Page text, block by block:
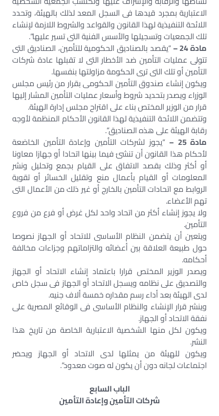
الاعتبارية بمجرد قيدها فى السجل المعد لذلك بالهيئة، وتحدد
اللائحة التنفيذية لهذا القانون والقواعد والشروط اللازمة لإنشاء
تلك الجمعيات وتسجيلها والأسس الفنية التى تسير عليها”.
مادة 24 –
“يقصد بالصناديق الحكومية للتأمين، الصناديق التى
تتولى عمليات التأمين ضد الأخطار التى لا تقبلها عادة شركات
التأمين أو تلك التى ترى الحكومة مزاولتها بنفسها.
ويكون إنشاء صندوق التأمين الحكومى بقرار من رئيس مجلس
الوزراء ويصدر بتحديد شروط وأسعار عمليات التأمين المشار إليها
قرار من الوزير المختص بناء على اقتراح مجلس إدارة الهيئة.
وتتضمن اللائحة التنفيذية لهذا القانون الأحكام المنظمة لأوجه
رقابة الهيئة على هذه الصناديق”.
مادة 25 –
“يجوز لشركات التأمين وإعادة التأمين الخاضعة
لأحكام هذا القانون أن تنشئ فيما بينها اتحادا أو جهازا معاونا
أو أكثر وذلك بقصد الاتفاق على القيام بجمع وتحليل ونشر
المعلومات أو القيام بأعمال منع وتقليل الخسائر أو تقوية
الروابط مع اتحادات التأمين بالخارج أو غير ذلك من الأعمال التى
تهم الأعضاء.
ولا يجوز إنشاء أكثر من اتحاد واحد لكل غرض أو فرع من فروع
التأمين.
ويتعين أن يتضمن النظام الأساسى للاتحاد أو الجهاز نصوصا
حول طبيعة العلاقة بين أعضائه والتزاماتهم وجزاءات مخالفة
أحكامه.
ويصدر الوزير المختص قرارا باعتماد إنشاء الاتحاد أو الجهاز
والتصديق على نظامه ويسجل الاتحاد أو الجهاز فى سجل خاص
لدى الهيئة بعد أداء رسم مقداره خمسة ألاف جنيه.
وينشر قرار الإنشاء والنظام الأساسى فى الوقائع المصرية على
نفقة الاتحاد أو الجهاز.
ويكون لكل منها الشخصية الاعتبارية الخاصة من تاريخ هذا
النشر.
ويكون للهيئة من يمثلها لدى الاتحاد أو الجهاز ويحضر
اجتماعات لجانه دون أن يكون له صوت معدود”.
الباب السابع
شركات التأمين وإعادة التأمين